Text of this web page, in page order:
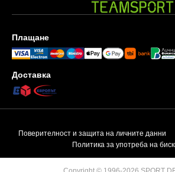
Плащане
Доставка
Поверителност и защита на личните данни
Политика за употреба на